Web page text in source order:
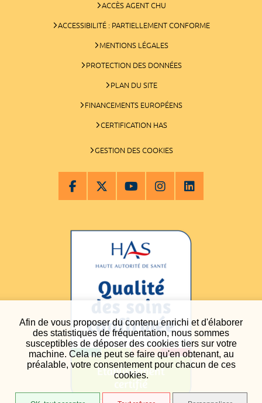
Afin de vous proposer du contenu enrichi et d'élaborer
des statistiques de fréquentation, nous sommes
susceptibles de déposer des cookies tiers sur votre
machine. Cela ne peut se faire qu'en obtenant, au
préalable, votre consentement pour chacun de ces
cookies.
ACCÈS AGENT CHU
ACCESSIBILITÉ : PARTIELLEMENT CONFORME
MENTIONS LÉGALES
PROTECTION DES DONNÉES
PLAN DU SITE
FINANCEMENTS EUROPÉENS
CERTIFICATION HAS
GESTION DES COOKIES